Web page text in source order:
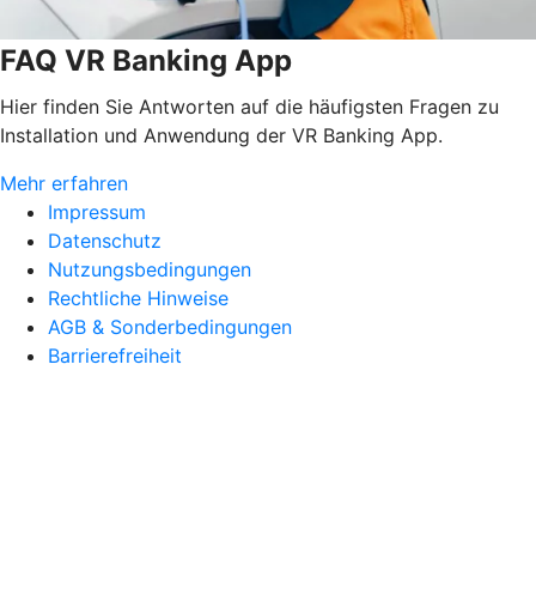
FAQ VR Banking App
Hier finden Sie Antworten auf die häufigsten Fragen zu
Installation und Anwendung der VR Banking App.
Mehr erfahren
Impressum
Datenschutz
Nutzungsbedingungen
Rechtliche Hinweise
AGB & Sonderbedingungen
Barrierefreiheit